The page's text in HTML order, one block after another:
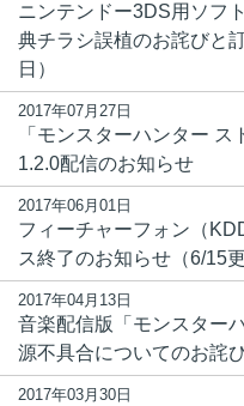
ニンテンドー3DS用ソフ
典チラシ誤植のお詫びと
日）
2017年07月27日
「モンスターハンター
1.2.0配信のお知らせ
2017年06月01日
フィーチャーフォン（
ス終了のお知らせ（6/15更
2017年04月13日
音楽配信版「モンスター
源不具合についてのお詫
2017年03月30日